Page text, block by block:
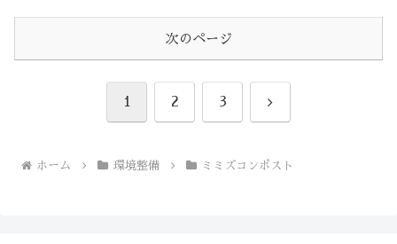
次のページ
1 2 3 次
ホーム 環境整備 ミミズコンポスト